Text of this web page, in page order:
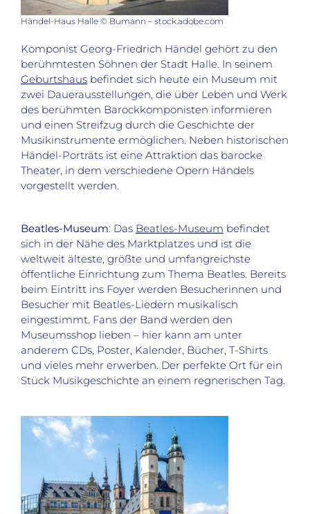
Händel-Haus Halle © Bumann – stock.adobe.com
Komponist Georg-Friedrich Händel gehört zu den
berühmtesten Söhnen der Stadt Halle. In seinem
Geburtshausbefindet sich heute ein Museum mit
zwei Dauerausstellungen, die über Leben und Werk
des berühmten Barockkomponisten informieren
und einen Streifzug durch die Geschichte der
Musikinstrumente ermöglichen. Neben historischen
Händel-Porträts ist eine Attraktion das barocke
Theater, in dem verschiedene Opern Händels
vorgestellt werden.
Beatles-Museum: Das Beatles-Museum befindet
sich in der Nähe des Marktplatzes und ist die
weltweit älteste, größte und umfangreichste
öffentliche Einrichtung zum Thema Beatles. Bereits
beim Eintritt ins Foyer werden Besucherinnen und
Besucher mit Beatles-Liedern musikalisch
eingestimmt. Fans der Band werden den
Museumsshop lieben – hier kann am unter
anderem CDs, Poster, Kalender, Bücher, T-Shirts
und vieles mehr erwerben. Der perfekte Ort für ein
Stück Musikgeschichte an einem regnerischen Tag.